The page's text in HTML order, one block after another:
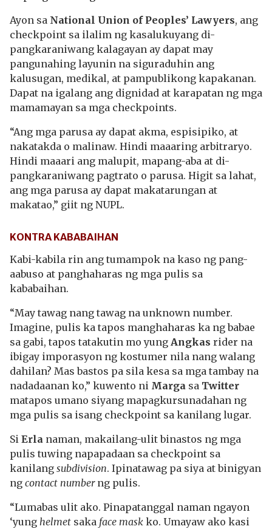
Ayon sa National Union of Peoples’ Lawyers, ang
checkpoint sa ilalim ng kasalukuyang di-
pangkaraniwang kalagayan ay dapat may
pangunahing layunin na siguraduhin ang
kalusugan, medikal, at pampublikong kapakanan.
Dapat na igalang ang dignidad at karapatan ng mga
mamamayan sa mga checkpoints.
“Ang mga parusa ay dapat akma, espisipiko, at
nakatakda o malinaw. Hindi maaaring arbitraryo.
Hindi maaari ang malupit, mapang-aba at di-
pangkaraniwang pagtrato o parusa. Higit sa lahat,
ang mga parusa ay dapat makatarungan at
makatao,” giit ng NUPL.
KONTRA KABABAIHAN
Kabi-kabila rin ang tumampok na kaso ng pang-
aabuso at panghaharas ng mga pulis sa
kababaihan.
“May tawag nang tawag na unknown number.
Imagine, pulis ka tapos manghaharas ka ng babae
sa gabi, tapos tatakutin mo yung Angkas rider na
ibigay imporasyon ng kostumer nila nang walang
dahilan? Mas bastos pa sila kesa sa mga tambay na
nadadaanan ko,” kuwento ni Marga sa Twitter
matapos umano siyang mapagkursunadahan ng
mga pulis sa isang checkpoint sa kanilang lugar.
Si Erla naman, makailang-ulit binastos ng mga
pulis tuwing napapadaan sa checkpoint sa
kanilang subdivision. Ipinatawag pa siya at binigyan
ng contact numberng pulis.
“Lumabas ulit ako. Pinapatanggal naman ngayon
‘yung helmet saka face mask ko. Umayaw ako kasi